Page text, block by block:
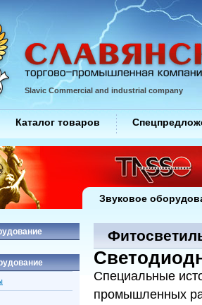
Специальные
промышленных
Slavic Commercial and industrial company
Каталог товаров
Звуковое